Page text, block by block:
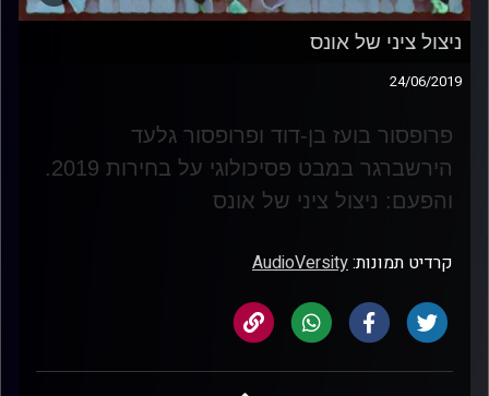
ניצול ציני של אונס
24/06/2019
פרופסור בועז בן-דוד ופרופסור גלעד
הירשברגר במבט פסיכולוגי על בחירות 2019
.
והפעם: ניצול ציני של אונס
קרדיט תמונות:AudioVersity